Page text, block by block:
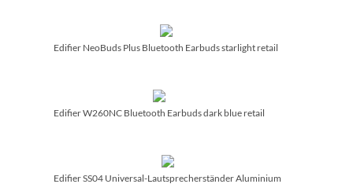
Edifier NeoBuds Plus Bluetooth Earbuds starlight retail
Edifier W260NC Bluetooth Earbuds dark blue retail
Edifier SS04 Universal-Lautsprecherständer Aluminium